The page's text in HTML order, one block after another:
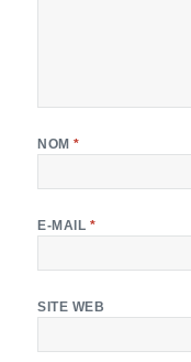
NOM*
E-MAIL *
SITE WEB